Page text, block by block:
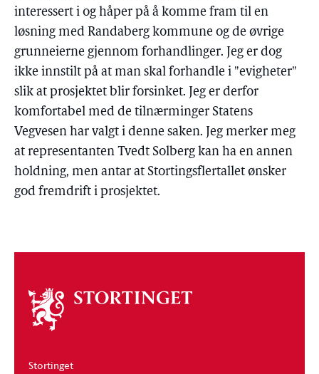
interessert i og håper på å komme fram til en
løsning med Randaberg kommune og de øvrige
grunneierne gjennom forhandlinger. Jeg er dog
ikke innstilt på at man skal forhandle i "evigheter"
slik at prosjektet blir forsinket. Jeg er derfor
komfortabel med de tilnærminger Statens
Vegvesen har valgt i denne saken. Jeg merker meg
at representanten Tvedt Solberg kan ha en annen
holdning, men antar at Stortingsflertallet ønsker
god fremdrift i prosjektet.
Om
stortinget
Stortinget